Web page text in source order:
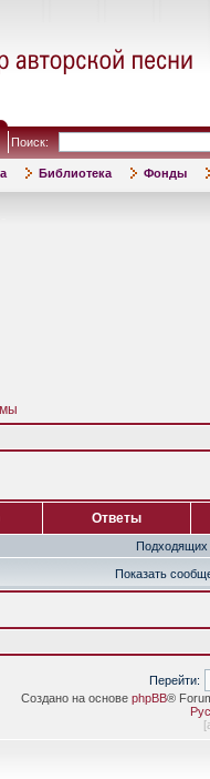
Поиск:
Библиотека Фонды
Ответы
Подходящих
Показать
Перейти:
Создано на основе phpBB®
[